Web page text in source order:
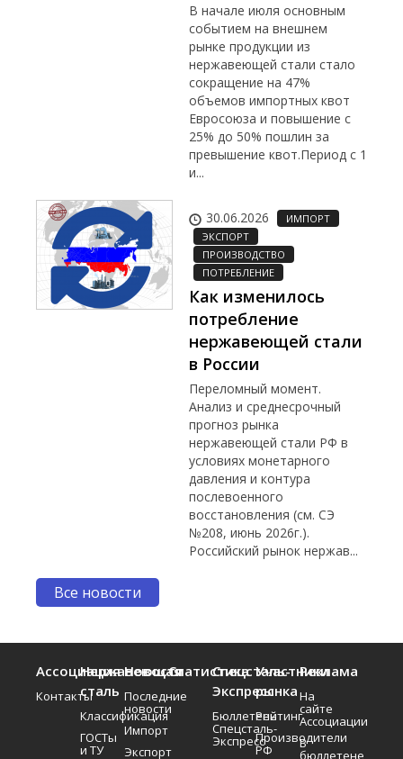
В начале июля основным
событием на внешнем
рынке продукции из
нержавеющей стали стало
сокращение на 47%
объемов импортных квот
Евросоюза и повышение с
25% до 50% пошлин за
превышение квот.Период с 1
и...
30.06.2026
ИМПОРТ
ЭКСПОРТ
ПРОИЗВОДСТВО
ПОТРЕБЛЕНИЕ
Как изменилось
потребление
нержавеющей стали
в России
Переломный момент.
Анализ и среднесрочный
прогноз рынка
нержавеющей стали РФ в
условиях монетарного
давления и контура
послевоенного
восстановления (см. СЭ
№208, июнь 2026г.).
Российский рынок нержав...
Все новости
Ассоциация
Контакты
Нержавеющая
сталь
Классификация
ГОСТы
и ТУ
Новости
Последние
новости
Импорт
Экспорт
СтатистикаСпецсталь-
Экспресс
Бюллетень
Спецсталь-
Экспресс
Участники
рынка
Рейтинг
Производители
РФ
Реклама
На
сайте
Ассоциации
В
бюллетене